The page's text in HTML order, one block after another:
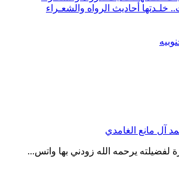
خلـدتها أحاديث الرواه والشعـراء
آل مانع الغامدي
يرحمه الله زودني بها واتس...